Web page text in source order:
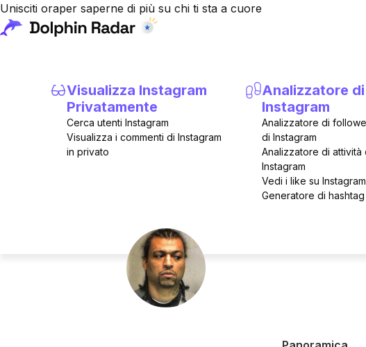
Unisciti oraper saperne di più su chi ti sta a cuore
Visualizza Instagram
Privatamente
Cerca utenti Instagram
Visualizza i commenti di Instagram
in privato
Analizzatore di
Instagram
Analizzatore di
di Instagram
Analizzatore di attività
Instagram
Vedi i like su Instagram
Generatore di hashtag
Influencer Celebrità
@blackmafiafamilyforever Contatore follower e